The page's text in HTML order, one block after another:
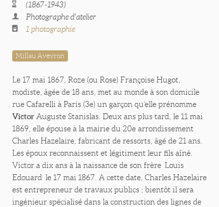
(1867-1943)
Photographe d'atelier
1 photographie
Millau Aveyron
Le 17 mai 1867, Roze (ou Rose) Françoise Hugot,
modiste, âgée de 18 ans, met au monde à son domicile
rue Cafarelli à Paris (3e) un garçon qu’elle prénomme
Victor Auguste Stanislas. Deux ans plus tard, le 11 mai
1869, elle épouse à la mairie du 20e arrondissement
Charles Hazelaire, fabricant de ressorts, âgé de 21 ans.
Les époux reconnaissent et légitiment leur fils aîné.
Victor a dix ans à la naissance de son frère Louis
Edouard le 17 mai 1867. A cette date, Charles Hazelaire
est entrepreneur de travaux publics ; bientôt il sera
ingénieur spécialisé dans la construction des lignes de